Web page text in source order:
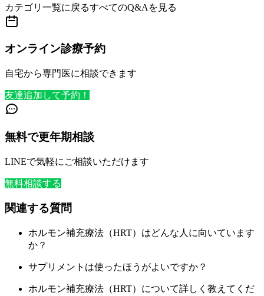
カテゴリ一覧に戻るすべてのQ&Aを見る
オンライン診療予約
自宅から専門医に相談できます
友達追加して予約！
無料で更年期相談
LINEで気軽にご相談いただけます
無料相談する
関連する質問
ホルモン補充療法（HRT）はどんな人に向いています
か？
サプリメントは使ったほうがよいですか？
ホルモン補充療法（HRT）について詳しく教えてくだ